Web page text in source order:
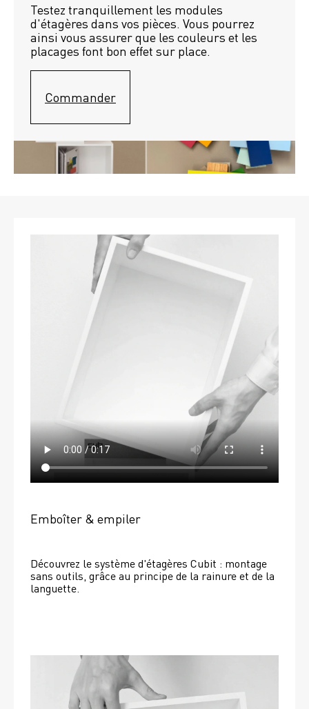
Testez tranquillement les modules
d'étagères dans vos pièces. Vous pourrez
ainsi vous assurer que les couleurs et les
placages font bon effet sur place.
Commander
Emboîter & empiler
Découvrez le système d'étagères Cubit : montage
sans outils, grâce au principe de la rainure et de la
languette.